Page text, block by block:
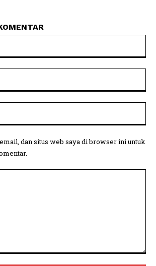
dan situs web saya di browser ini untuk